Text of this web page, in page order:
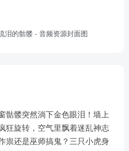
骷髅突然淌下金色眼泪！墙上
狂旋转，空气里飘着迷乱神志
还是巫师搞鬼？三只小虎身